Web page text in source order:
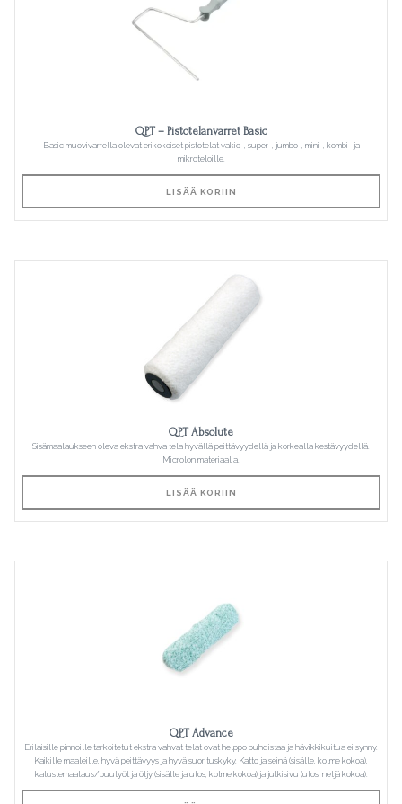
QPT – Pistotelanvarret Basic
Basic muovivarrella olevat erikokoiset pistotelat vakio-, super-, jumbo-, mini-, kombi- ja
mikroteloille.
LISÄÄ KORIIN
QPT Absolute
Sisämaalaukseen oleva ekstra vahva tela hyvällä peittävyydellä ja korkealla kestävyydellä.
Microlon materiaalia.
LISÄÄ KORIIN
QPT Advance
Erilaisille pinnoille tarkoitetut ekstra vahvat telat ovat helppo puhdistaa ja hävikkikuitua ei synny.
Kaikille maaleille, hyvä peittävyys ja hyvä suorituskyky. Katto ja seinä (sisälle, kolme kokoa),
kalustemaalaus/puutyöt ja öljy (sisälle ja ulos, kolme kokoa) ja julkisivu (ulos, neljä kokoa).